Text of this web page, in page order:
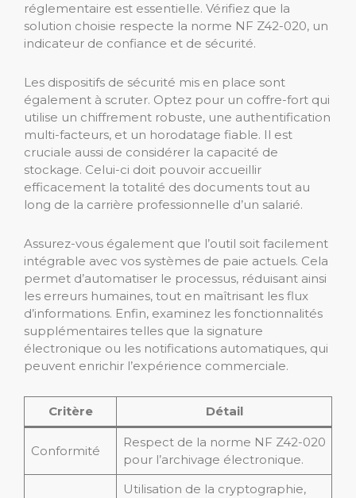
réglementaire est essentielle. Vérifiez que la
solution choisie respecte la norme NF Z42-020, un
indicateur de confiance et de sécurité.
Les dispositifs de sécurité mis en place sont
également à scruter. Optez pour un coffre-fort qui
utilise un chiffrement robuste, une authentification
multi-facteurs, et un horodatage fiable. Il est
cruciale aussi de considérer la capacité de
stockage. Celui-ci doit pouvoir accueillir
efficacement la totalité des documents tout au
long de la carrière professionnelle d’un salarié.
Assurez-vous également que l’outil soit facilement
intégrable avec vos systèmes de paie actuels. Cela
permet d’automatiser le processus, réduisant ainsi
les erreurs humaines, tout en maîtrisant les flux
d’informations. Enfin, examinez les fonctionnalités
supplémentaires telles que la signature
électronique ou les notifications automatiques, qui
peuvent enrichir l’expérience commerciale.
Critère Détail
Conformité
Respect de la norme NF Z42-020
pour l’archivage électronique.
Utilisation de la cryptographie,